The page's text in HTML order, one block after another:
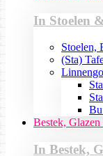
In Stoelen
Stoelen,
(Sta)
Bestek,
In Bestek,